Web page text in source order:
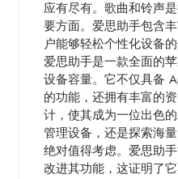
应有尽有。歌曲和铃声
要方面。爱思助手包含
户能够轻松个性化设备
爱思助手是一款全面的
设备容量。它不仅具备
的功能，还拥有丰富的
计，使其成为一位出色
管理设备，还是探索海
绝对值得考虑。爱思助
改进其功能，这证明了